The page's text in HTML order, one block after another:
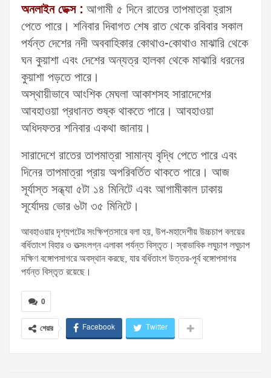
অনলাইন ডেক্স : আগামী ৫ দিনে রাতের তাপমাত্রা হ্রাস
পেতে পারে। শনিবার দিবাগত শেষ রাত থেকে রবিবার সকাল
পর্যন্ত দেশের নদী অববাহিকার কোথাও-কোথাও মাঝারি থেকে
ঘন কুয়াশা এবং দেশের অন্যত্র হালকা থেকে মাঝারি ধরনের
কুয়াশা পড়তে পারে।
অস্থায়ীভাবে আংশিক মেঘলা আকাশসহ সারাদেশের
আবহাওয়া প্রধানত শুষ্ক থাকতে পারে। আবহাওয়া
অধিদফতর শনিবার একথা জানায়।
সারাদেশে রাতের তাপমাত্রা সামান্য বৃদ্ধি পেতে পারে এবং
দিনের তাপমাত্রা প্রায় অপরিবর্তিত থাকতে পারে। আজ
সূর্যাস্ত সন্ধ্যা ৫টা ১৪ মিনিটে এবং আগামীকাল ঢাকায়
সূর্যোদয় ভোর ৬টা ৩৫ মিনিটে।
আবহাওয়ার দৃশ্যপটের সংক্ষিপ্তসারে বলা হয়, উপ-মহাদেশীয় উচ্চচাপ বলয়ের
বর্ধিতাংশ বিহার ও তত্সংলগ্ন এলাকা পর্যন্ত বিস্তৃত। স্বাভাবিক লঘুচাপ লঘুচাপ
দক্ষিণ বঙ্গোপসাগরে অবস্থান করছে, যার বর্ধিতাংশ উত্তর-পূর্ব বঙ্গোপসাগর
পর্যন্ত বিস্তৃত রয়েছে।
0
শেয়ার Facebook Twitter